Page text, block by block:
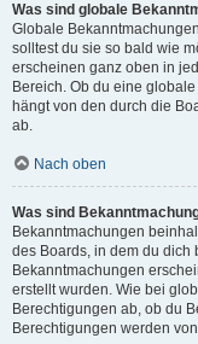
Was sind globale
Globale
solltest du sie so bald wie
erscheinen ganz oben in
Bereich. Ob du eine
hängt von den durch die
ab.
Nach oben
Was sind
Bekanntmachungen
des Boards, in dem du dich
Bekanntmachungen
erstellt wurden. Wie bei
Berechtigungen ab, ob du
Berechtigungen werden